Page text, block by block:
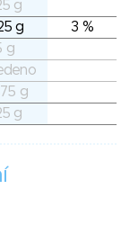
g
g
3 %
g
g
g